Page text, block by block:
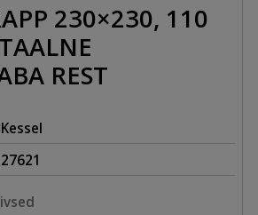
230×230, 110
REST
Kessel
27621